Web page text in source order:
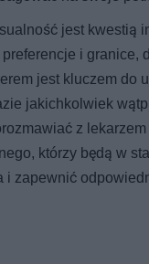
jest kwestią
i granice,
jest kluczem do
jakichkolwiek
z
którzy będą w
i zapewnić